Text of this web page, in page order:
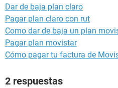
Dar de baja plan claro
Pagar plan claro con rut
Como dar de baja un plan
Pagar plan movistar
Cómo pagar tu factura de
2 respuestas